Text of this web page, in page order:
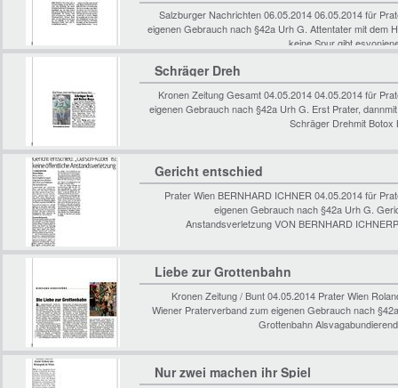
Salzburger Nachrichten 06.05.2014 06.05.2014 für
eigenen Gebrauch nach §42a Urh G. Attentater mit dem
keine Spur gibt
Schräger Dreh
Kronen Zeitung Gesamt 04.05.2014 04.05.2014 für
eigenen Gebrauch nach §42a Urh G. Erst Prater,
Schräger Drehmit
Gericht entschied
Prater Wien BERNHARD ICHNER 04.05.2014 für
eigenen Gebrauch nach §42a Urh G.
Anstandsverletzung VON BERNHARD
Liebe zur Grottenbahn
Kronen Zeitung / Bunt 04.05.2014 Prater Wien
Wiener Praterverband zum eigenen Gebrauch nach
Grottenbahn
Nur zwei machen ihr Spiel